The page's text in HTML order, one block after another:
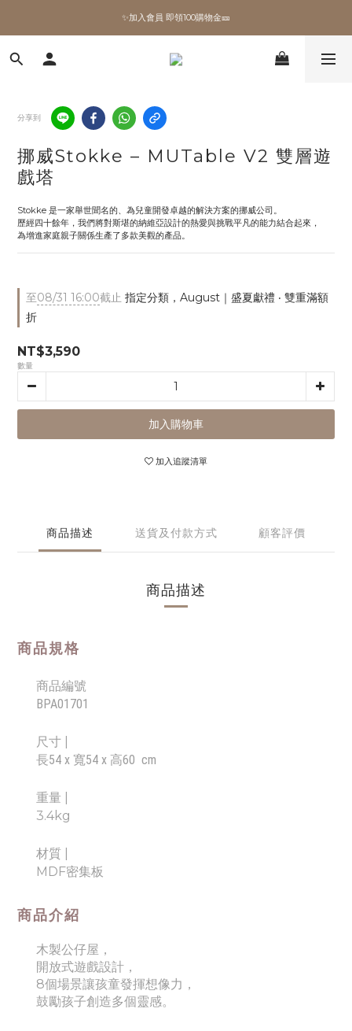
✨加入會員 即領100購物金🎫
✨加入會員 即領100購物金🎫
全館滿額現折🔥
✨加入會員 即領100購物金🎫
分享到
挪威Stokke – MUTable V2 雙層遊
戲塔
Stokke 是一家舉世聞名的、為兒童開發卓越的解決方案的挪威公司。
歷經四十餘年，我們將對斯堪的納維亞設計的熱愛與挑戰平凡的能力結合起來，
為增進家庭親子關係生產了多款美觀的產品。
至08/31 16:00截止 指定分類，August｜盛夏獻禮 ‧ 雙重滿額
折
NT$3,590
數量
加入購物車
加入追蹤清單
商品描述 送貨及付款方式 顧客評價
商品描述
商品規格
商品編號
BPA01701
尺寸 |
長54 x 寬54 x 高60 cm
重量 |
3.4kg
材質 |
MDF密集板
商品介紹
木製公仔屋，
開放式遊戲設計，
8個場景讓孩童發揮想像力，
鼓勵孩子創造多個靈感。